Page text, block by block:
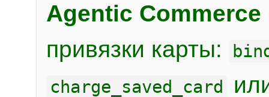
Agentic Commerce
привязки карты:
charge_saved_card